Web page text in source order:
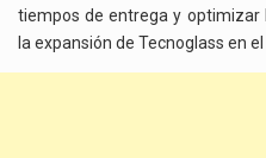
tiempos de entrega y optimizar
la expansión de Tecnoglass en